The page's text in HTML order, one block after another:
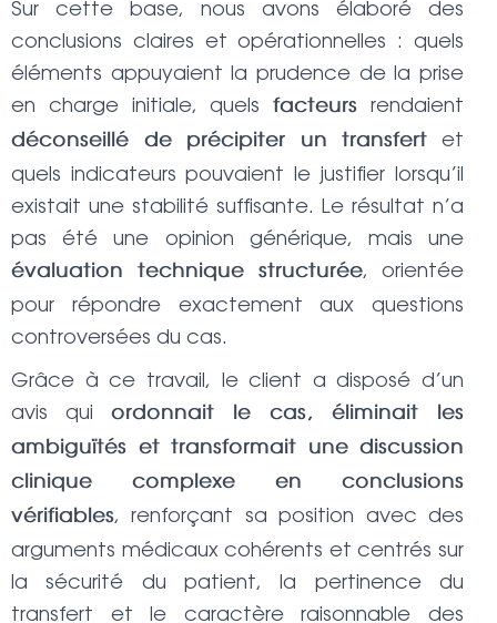
Sur cette base, nous avons élaboré des
conclusions claires et opérationnelles : quels
éléments appuyaient la prudence de la prise
en charge initiale, quelsfacteurs rendaient
déconseillé de précipiter un transfert
et
quels indicateurs pouvaient le justifier lorsqu’il
existait une stabilité suffisante. Le résultat n’a
pas été une opinion générique, mais une
évaluation technique structurée, orientée
pour répondre exactement aux questions
controversées du cas.
Grâce à ce travail, le client a disposé d’un
avis qui
ordonnait le cas, éliminait les
ambiguïtés et transformait une discussion
clinique complexe en conclusions
vérifiables, renforçant sa position avec des
arguments médicaux cohérents et centrés sur
la sécurité du patient, la pertinence du
transfert et le caractère raisonnable des